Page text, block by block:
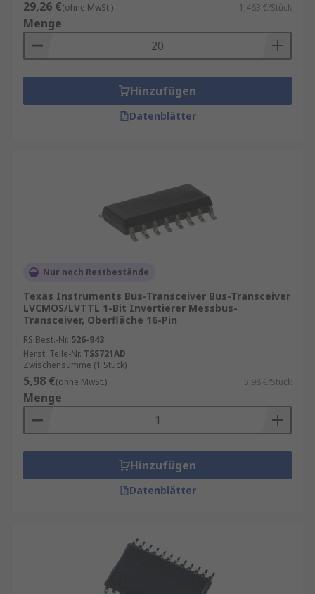
29,26 €(ohne MwSt.) 1,463 €/Stück
Menge
Hinzufügen
Datenblätter
Nur noch Restbestände
Texas Instruments Bus-Transceiver Bus-Transceiver
LVCMOS/LVTTL 1-Bit Invertierer Messbus-
Transceiver, Oberfläche 16-Pin
RS Best.-Nr. 526-943
Herst. Teile-Nr. TSS721AD
Zwischensumme (1 Stück)
5,98 €(ohne MwSt.) 5,98 €/Stück
Menge
Hinzufügen
Datenblätter